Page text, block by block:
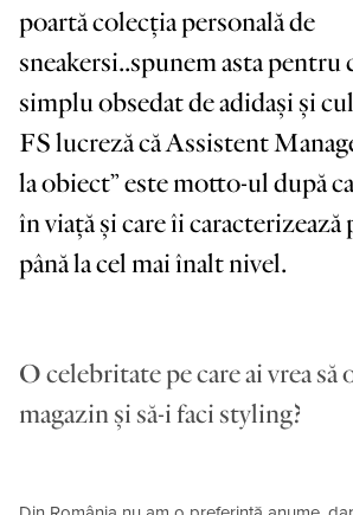
poartă colecția personală de
sneakersi..spunem asta pentru
simplu obsedat de adidași și
FS lucreză că Assistent
la obiect” este motto-ul după
în viață și care îi
până la cel mai înalt nivel.
O celebritate pe care ai vrea să
magazin și să-i faci styling?